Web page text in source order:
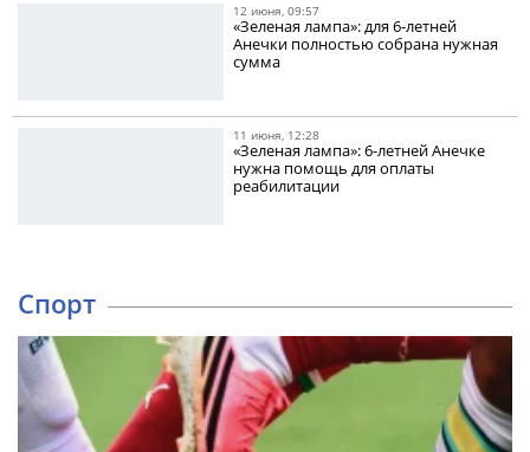
12 июня, 09:57
«Зеленая лампа»: для 6-летней
Анечки полностью собрана нужная
сумма
11 июня, 12:28
«Зеленая лампа»: 6-летней Анечке
нужна помощь для оплаты
реабилитации
Спорт